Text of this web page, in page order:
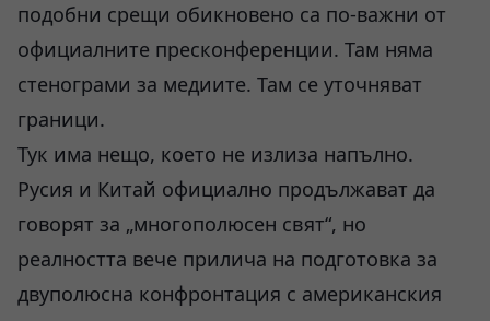
подобни срещи обикновено са по-важни от
официалните пресконференции. Там няма
стенограми за медиите. Там се уточняват
граници.
Тук има нещо, което не излиза напълно.
Русия и Китай официално продължават да
говорят за „многополюсен свят“, но
реалността вече прилича на подготовка за
двуполюсна конфронтация с американския